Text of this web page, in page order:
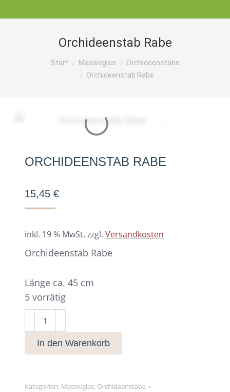
Orchideenstab Rabe
Sie befinden sich hier:
Start Massivglas
Orchideenstäbe
Orchideenstab Rabe
ORCHIDEENSTAB RABE
15,45 €
inkl. 19 % MwSt. zzgl. Versandkosten
Orchideenstab Rabe
Länge ca. 45 cm
5 vorrätig
Orchideenstab
Rabe
Menge
In den Warenkorb
Kategorien: Massivglas, Orchideenstäbe